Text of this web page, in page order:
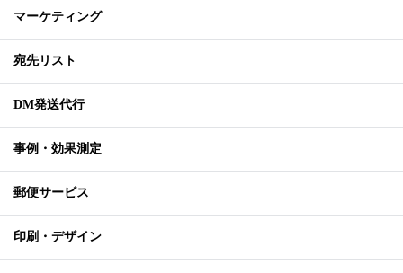
マーケティング
宛先リスト
DM発送代行
事例・効果測定
郵便サービス
印刷・デザイン